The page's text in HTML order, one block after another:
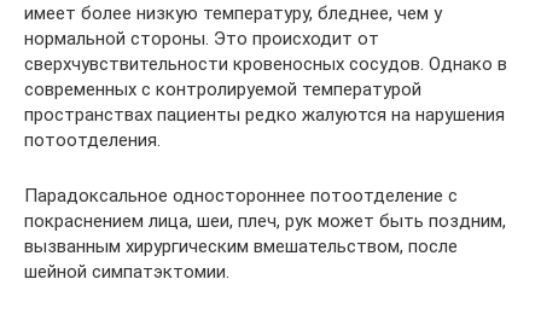
имеет более низкую температуру, бледнее, чем у
нормальной стороны. Это происходит от
сверхчувствительности кровеносных сосудов. Однако в
современных с контролируемой температурой
пространствах пациенты редко жалуются на нарушения
потоотделения.
Парадоксальное одностороннее потоотделение с
покраснением лица, шеи, плеч, рук может быть поздним,
вызванным хирургическим вмешательством, после
шейной симпатэктомии.